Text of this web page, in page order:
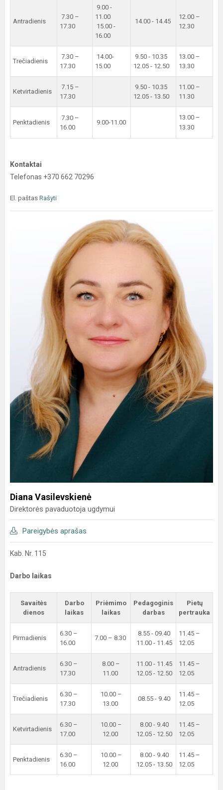
Antradienis
7.30 –
17.30
9.00 -
11.00
15.00 -
16.00
14.00 - 14.45
12.00 –
12.30
Trečiadienis
7.30 –
17.30
14.00-
15.00
9.50 - 10.35
12.05 - 12.50
13.00 –
13.30
Ketvirtadienis
7.15 –
17.30
9.50 - 10.35
12.05 - 13.50
11.00 –
11.30
Penktadienis
7.30 –
16.00
9.00-11.00
13.00 –
13.30
Kontaktai
Telefonas +370 662 70296
El. paštas Rašyti
Diana Vasilevskienė
Direktorės pavaduotoja ugdymui
Pareigybės aprašas
Kab. Nr. 115
Darbo laikas
Savaitės
dienos
Darbo
laikas
Priėmimo
laikas
Pedagoginis
darbas
Pietų
pertrauka
Pirmadienis
6.30 –
16.00
7.00 – 8.30
8.55 - 09.40
11.00 - 11.45
11.45 –
12.05
Antradienis
6.30 –
17.30
8.00 –
11.00
11.00 - 11.45
12.05 - 12.50
11.45 –
12.05
Trečiadienis
6.30 –
17.30
10.00 –
13.00
08.55 - 9.40
11.45 –
12.05
Ketvirtadienis
6.30 –
17.00
10.00 –
12.00
8.00 - 9.40
12.05 - 12.50
11.45 –
12.05
Penktadienis
6.30 –
16.00
10.00 –
12.00
8.00 - 9.40
12.05 - 13.50
11.45 –
12.05